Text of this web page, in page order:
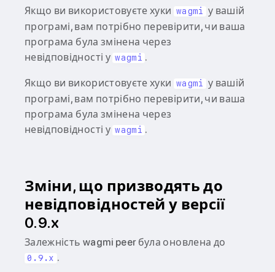
Якщо ви використовуєте хуки wagmi
у вашій
програмі, вам потрібно перевірити, чи ваша
програма була змінена через
невідповідності у wagmi .
Якщо ви використовуєте хуки wagmi
у вашій
програмі, вам потрібно перевірити, чи ваша
програма була змінена через
невідповідності у wagmi .
Зміни, що призводять до
невідповідностей у версії
0.9.x
Залежність wagmi peer була оновлена до
0.9.x .